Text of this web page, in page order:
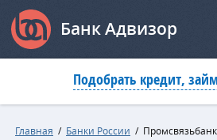
Банк Адвизор
Подобрать кредит,
Главная / Банки России / Промсвязьбанк